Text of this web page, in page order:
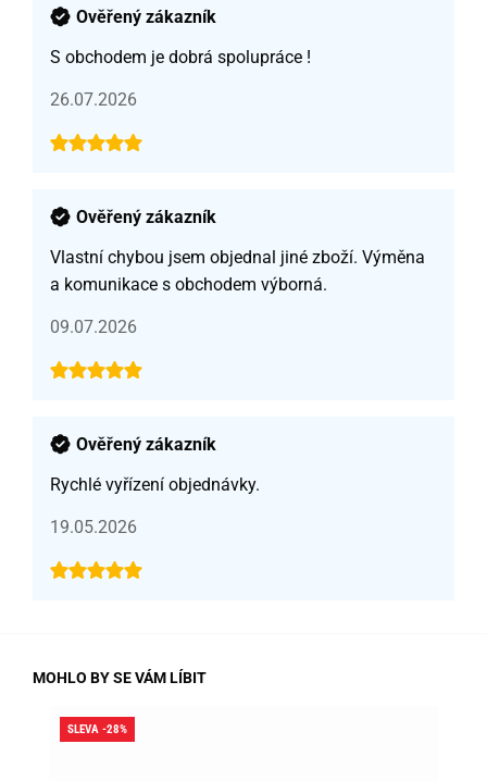
Ověřený zákazník
S obchodem je dobrá spolupráce !
26.07.2026
Ověřený zákazník
Vlastní chybou jsem objednal jiné zboží. Výměna
a komunikace s obchodem výborná.
09.07.2026
Ověřený zákazník
Rychlé vyřízení objednávky.
19.05.2026
MOHLO BY SE VÁM LÍBIT
SLEVA -28%